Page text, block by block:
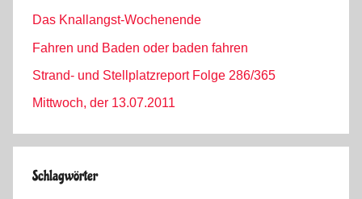
Das Knallangst-Wochenende
Fahren und Baden oder baden fahren
Strand- und Stellplatzreport Folge 286/365
Mittwoch, der 13.07.2011
Schlagwörter